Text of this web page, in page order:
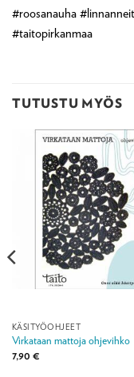
#roosanauha
#taitopirkanmaa
TUTUSTU MYÖS
KÄSITYÖOHJEET
Virkataan mattoja ohjevihko
7,90 €